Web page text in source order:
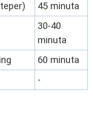
45 minuta
30-40
minuta
60 minuta
-